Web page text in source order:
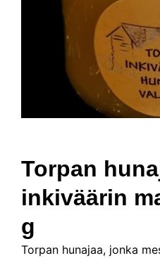
Torpan
inkiväärin
g
Torpan hunajaa, jonka